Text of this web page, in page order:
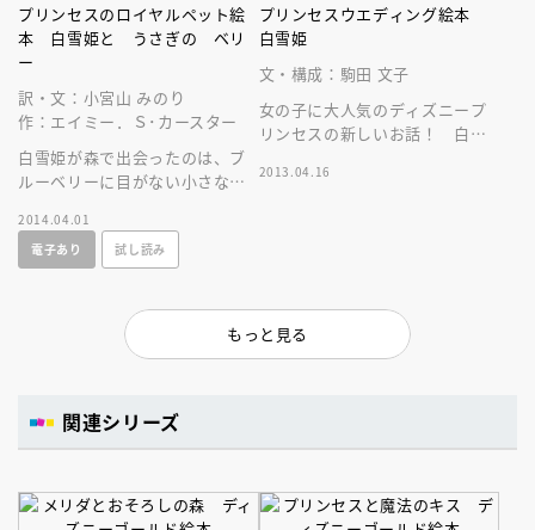
プリンセスのロイヤルペット絵
本 白雪姫と うさぎの ベリ
ー
訳・文：小宮山 みのり
作：エイミー．Ｓ･カースター
白雪姫が森で出会ったのは、ブ
ルーベリーに目がない小さなう
イヤルペットになる、きっかけ
のお話です。
2014.04.01
電子あり
試し読み
プリンセスウエディング絵本
白雪姫
文・構成：駒田 文子
女の子に大人気のディズニープ
リンセスの新しいお話！ 白雪
げるまでを美しいイラストで綴
2013.04.16
もっと見る
関連シリーズ